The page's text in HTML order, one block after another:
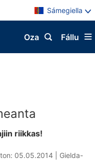
Sámegiella
Fállu
Oza
riikkas!
05.05.2014
Gielda-